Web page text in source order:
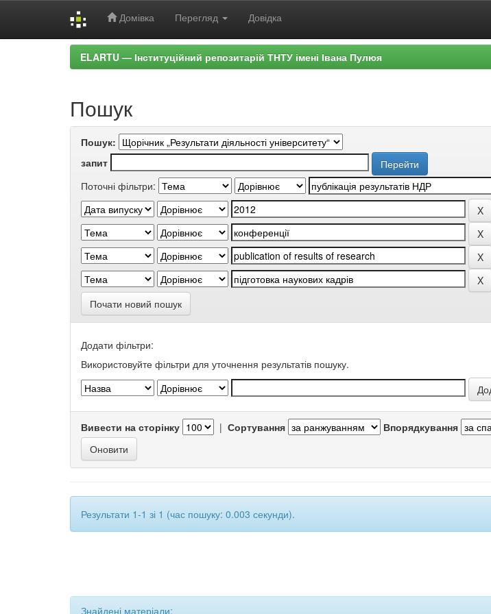
Домівка Перегляд Довідка
ELARTU — Інституційний репозитарій ТНТУ імені Івана Пулюя
Пошук
Пошук:
запит
Поточні фільтри:
Почати новий пошук
Додати фільтри:
Використовуйте фільтри для уточнення результатів пошуку.
Вивести на сторінку | Сортування Впорядкування
Результати 1-1 зі 1 (час пошуку: 0.003 секунди).
Знайдені матеріали: